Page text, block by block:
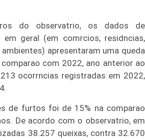
do observatrio, os dados de
geral (em comrcios, residncias,
apresentaram uma queda
com 2022, ano anterior ao
ocorrncias registradas em 2022,
de furtos foi de 15% na comparao
De acordo com o observatrio, em
38.257 queixas, contra 32.670